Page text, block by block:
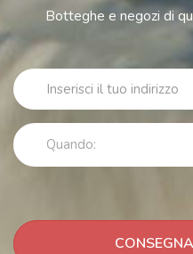
Botteghe e negozi di
Quando: